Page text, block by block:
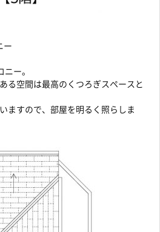
ー
ー。
る空間は最高のくつろぎスペースと
ますので、部屋を明るく照らしま